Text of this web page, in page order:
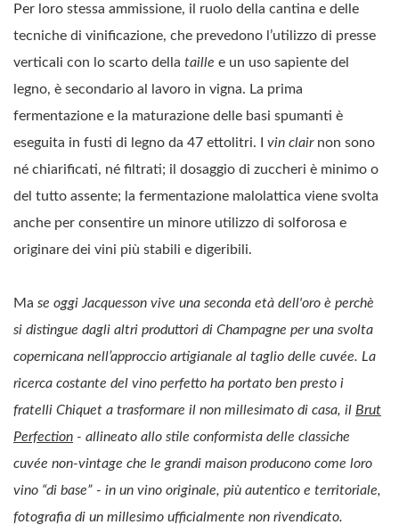
Per loro stessa ammissione, il ruolo della cantina e delle
tecniche di vinificazione, che prevedono l’utilizzo di presse
verticali con lo scarto della taille e un uso sapiente del
legno, è secondario al lavoro in vigna. La prima
fermentazione e la maturazione delle basi spumanti è
eseguita in fusti di legno da 47 ettolitri. I vin clairnon sono
né chiarificati, né filtrati; il dosaggio di zuccheri è minimo o
del tutto assente; la fermentazione malolattica viene svolta
anche per consentire un minore utilizzo di solforosa e
originare dei vini più stabili e digeribili.
Ma se oggi Jacquesson vive una seconda età dell'oro è perchè
si distingue dagli altri produttori di Champagne per una svolta
copernicana nell’approccio artigianale al taglio delle cuvée. La
ricerca costante del vino perfetto ha portato ben presto i
fratelli Chiquet a trasformare il non millesimato di casa, il Brut
Perfection - allineato allo stile conformista delle classiche
cuvée non-vintage che le grandi maison producono come loro
vino “di base” - in un vino originale, più autentico e territoriale,
fotografia di un millesimo ufficialmente non rivendicato.